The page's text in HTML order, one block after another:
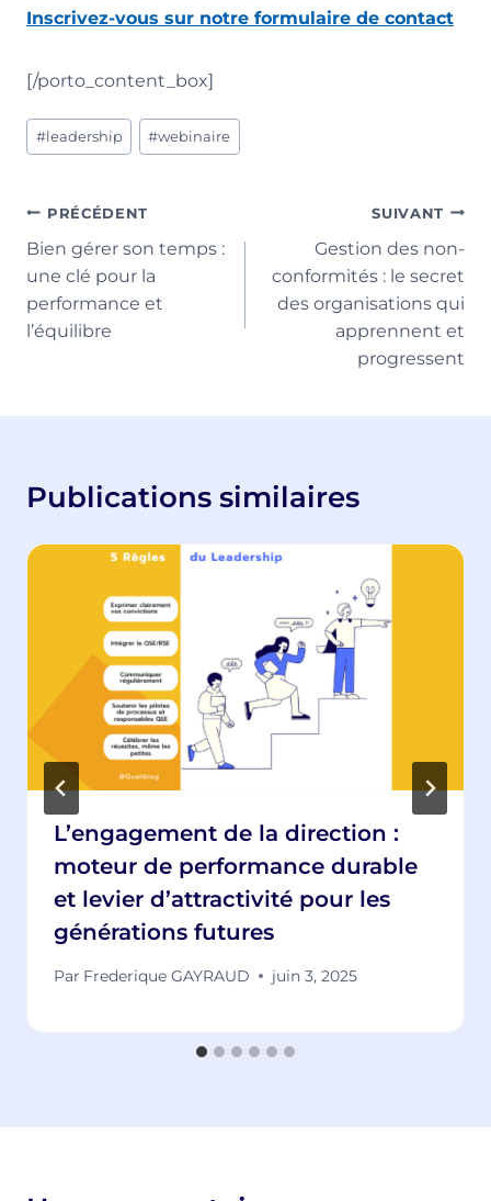
Inscrivez-vous sur notre formulaire de contact
[/porto_content_box]
Étiquettes
de
publication :
#leadership #webinaire
Navigation
de
l’article
PRÉCÉDENT
Bien gérer son temps :
une clé pour la
performance et
l’équilibre
SUIVANT
Gestion des non-
conformités : le secret
des organisations qui
apprennent et
progressent
Publications similaires
L’engagement de la direction :
moteur de performance durable
et levier d’attractivité pour les
générations futures
Par Frederique GAYRAUD juin 3, 2025